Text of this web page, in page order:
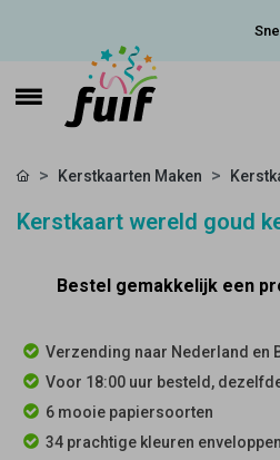
Kerstkaarten Maken
Kerstkaart wereld goud
Bestel gemakkelijk een
Verzending naar Nederland en
Voor 18:00 uur besteld,
6 mooie papiersoorten
34 prachtige kleuren enveloppen